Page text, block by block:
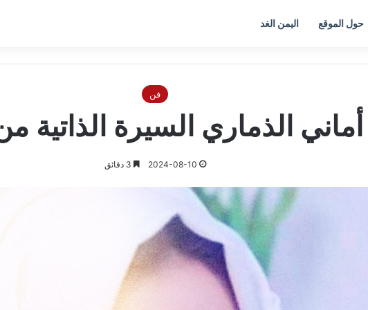
حول الموقع اليمن الغد
فن
أماني الذماري السيرة الذاتية
2024-08-10